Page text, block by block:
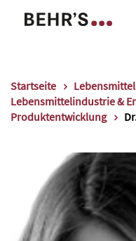
Startseite
Lebensmittelindustrie &
Produktentwicklung